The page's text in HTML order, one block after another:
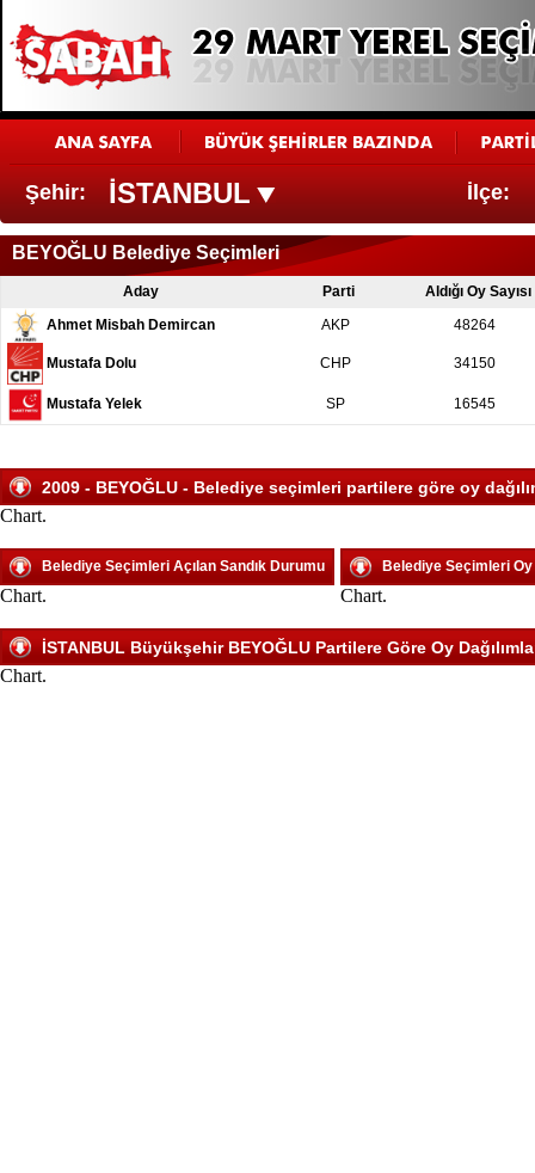
Şehir: İSTANBUL İlçe:
BEYOĞLU Belediye Seçimleri
Aday Parti
Aldığı Oy Sayısı
Ahmet Misbah Demircan
AKP 48264
Mustafa Dolu CHP 34150
Mustafa Yelek SP 16545
2009 - BEYOĞLU - Belediye seçimleri partilere göre oy
Chart.
Belediye Seçimleri Açılan Sandık Durumu
Chart.
Belediye Seçimleri
Chart.
İSTANBUL Büyükşehir BEYOĞLU Partilere Göre Oy
Chart.